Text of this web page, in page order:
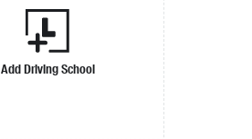
Add Driving School